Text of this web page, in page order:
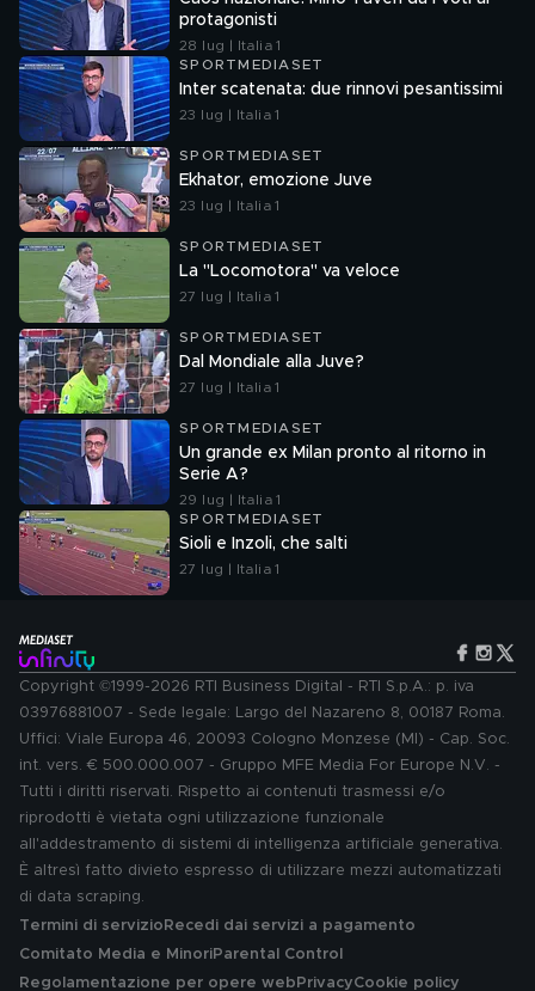
protagonisti
28 lug | Italia 1
SPORTMEDIASET
Inter scatenata: due rinnovi pesantissimi
23 lug | Italia 1
SPORTMEDIASET
Ekhator, emozione Juve
23 lug | Italia 1
SPORTMEDIASET
La "Locomotora" va veloce
27 lug | Italia 1
SPORTMEDIASET
Dal Mondiale alla Juve?
27 lug | Italia 1
SPORTMEDIASET
Un grande ex Milan pronto al ritorno in
Serie A?
29 lug | Italia 1
SPORTMEDIASET
Sioli e Inzoli, che salti
27 lug | Italia 1
Copyright ©1999-2026 RTI Business Digital - RTI S.p.A.: p. iva
03976881007 - Sede legale: Largo del Nazareno 8, 00187 Roma.
Uffici: Viale Europa 46, 20093 Cologno Monzese (MI) - Cap. Soc.
int. vers. € 500.000.007 - Gruppo MFE Media For Europe N.V. -
Tutti i diritti riservati. Rispetto ai contenuti trasmessi e/o
riprodotti è vietata ogni utilizzazione funzionale
all'addestramento di sistemi di intelligenza artificiale generativa.
È altresì fatto divieto espresso di utilizzare mezzi automatizzati
di data scraping.
Termini di servizio Recedi dai servizi a pagamento
Comitato Media e MinoriParental Control
Regolamentazione per opere web PrivacyCookie policy